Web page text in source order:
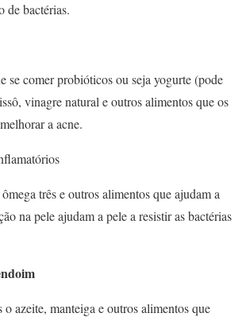
de bactérias.
se comer probióticos ou seja yogurte (pode
vinagre natural e outros alimentos que os
a acne.
três e outros alimentos que ajudam a
na pele ajudam a pele a resistir as bactérias
o azeite, manteiga e outros alimentos que